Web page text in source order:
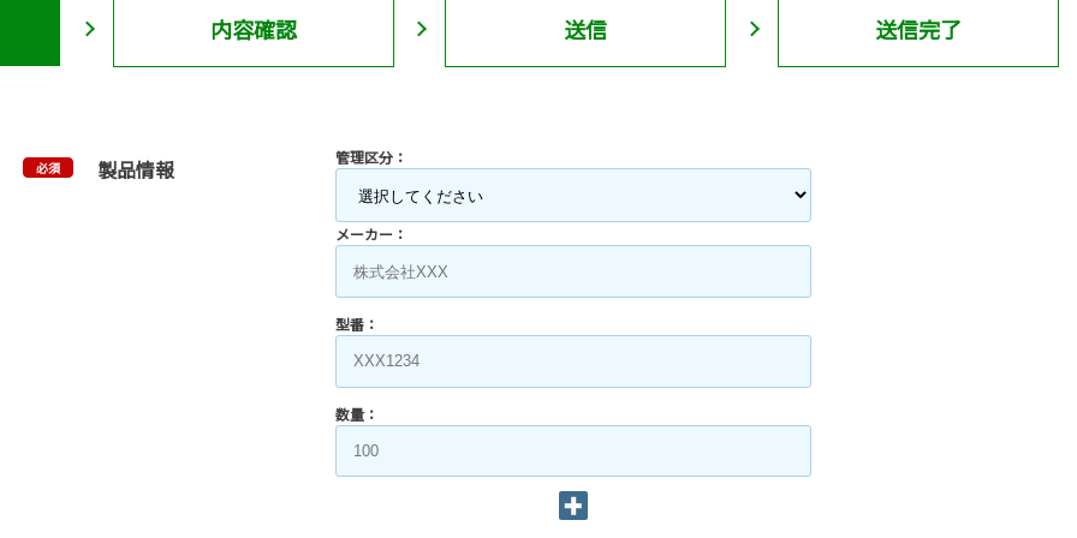
内容確認 送信 送信完了
必須 製品情報 管理区分：
メーカー：
型番：
数量：